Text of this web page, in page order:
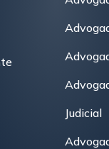
Judicial